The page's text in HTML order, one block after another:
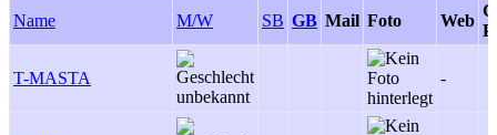
Name M/W SB GB Mail Foto Web
T-MASTA -